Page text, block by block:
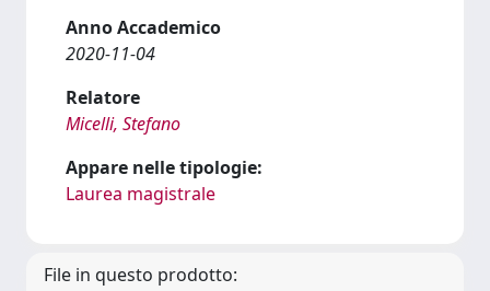
Anno Accademico
2020-11-04
Relatore
Micelli, Stefano
Appare nelle tipologie:
Laurea magistrale
File in questo prodotto: